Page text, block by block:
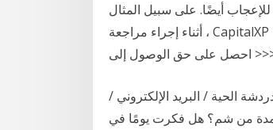
أيضًا. على سبيل المثال
، أثناء إجراء مراجعة CapitalXP هذه ، كان ممثل الدردشة الحية متاحًا بسهولة في أقل من دقيقة من بدء
5 دعم العملاء في أكثر من 18 لغة عبر الدردشة الحية / البريد الإلكتروني /
من شم؟ هل فكرت يومًا في